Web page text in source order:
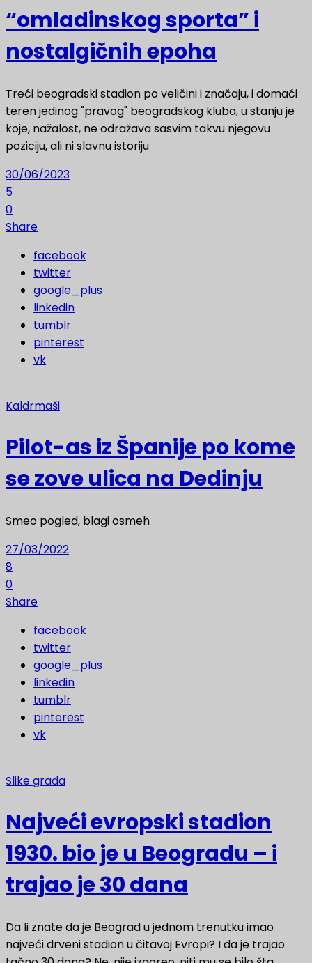
“omladinskog sporta” i
nostalgičnih epoha
Treći beogradski stadion po veličini i značaju, i domaći
teren jedinog "pravog" beogradskog kluba, u stanju je
koje, nažalost, ne odražava sasvim takvu njegovu
poziciju, ali ni slavnu istoriju
30/06/2023
5
0
Share
facebook
twitter
google_plus
linkedin
tumblr
pinterest
vk
Kaldrmaši
Pilot-as iz Španije po kome
se zove ulica na Dedinju
Smeo pogled, blagi osmeh
27/03/2022
8
0
Share
facebook
twitter
google_plus
linkedin
tumblr
pinterest
vk
Slike grada
Najveći evropski stadion
1930. bio je u Beogradu – i
trajao je 30 dana
Da li znate da je Beograd u jednom trenutku imao
najveći drveni stadion u čitavoj Evropi? I da je trajao